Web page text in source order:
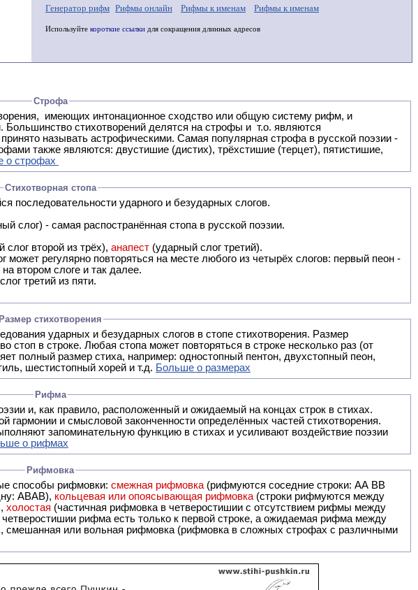
Генератор рифм Рифмы онлайн Рифмы к именам Рифмы к именам
Используйте короткие ссылки для сокращения длинных адресов
Строфа
рифм, и
также являются: двустишие (дистих), трёхстишие (терцет), пятистишие,
о строфах
Стихотворная стопа
последовательности ударного и безударных слогов.
слог) - самая распостранённая стопа в русской поэзии.
слог второй из трёх), анапест (ударный слог третий).
может регулярно повторяться на месте любого из четырёх слогов: первый пеон -
втором слоге и так далее.
третий из пяти.
Размер стихотворения
ударных и безударных слогов в стопе стихотворения. Размер
стоп в строке. Любая стопа может повторяться в строке несколько раз (от
полный размер стиха, например: одностопный пентон, двухстопный пеон,
шестистопный хорей и т.д. Больше о размерах
Рифма
в поэзии и, как правило, расположенный и ожидаемый на концах строк в стихах.
гармонии и смысловой законченности определённых частей стихотворения.
запоминательную функцию в стихах и усиливают воздействие поэзии
о рифмах
Рифмовка
способы рифмовки: смежная рифмовка (рифмуются соседние строки: AA ВВ
ABAB), кольцевая или опоясывающая рифмовка (строки рифмуются между
холостая (частичная рифмовка в четверостишии с отсутствием рифмы между
четверостишии рифма есть только к первой строке, а ожидаемая рифма между